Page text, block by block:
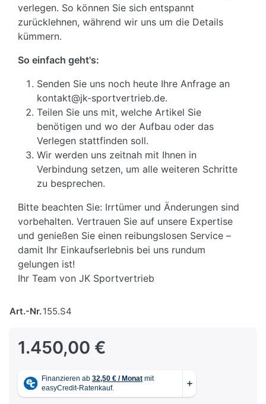
verlegen. So können Sie sich entspannt
zurücklehnen, während wir uns um die Details
kümmern.
So einfach geht's:
Senden Sie uns noch heute Ihre Anfrage an
kontakt@jk-sportvertrieb.de.
Teilen Sie uns mit, welche Artikel Sie
benötigen und wo der Aufbau oder das
Verlegen stattfinden soll.
Wir werden uns zeitnah mit Ihnen in
Verbindung setzen, um alle weiteren Schritte
zu besprechen.
Bitte beachten Sie: Irrtümer und Änderungen sind
vorbehalten. Vertrauen Sie auf unsere Expertise
und genießen Sie einen reibungslosen Service –
damit Ihr Einkaufserlebnis bei uns rundum
gelungen ist!
Ihr Team von JK Sportvertrieb
Art.-Nr.155.S4
1.450,00 €